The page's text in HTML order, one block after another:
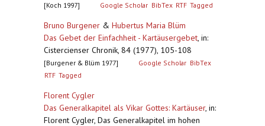
[Koch 1997] Google Scholar BibTex RTF Tagged
Bruno Burgener & Hubertus Maria Blüm
Das Gebet der Einfachheit - Kartäusergebet, in:
Cistercienser Chronik, 84 (1977), 105-108
[Burgener & Blüm 1977] Google Scholar BibTex
RTF Tagged
Florent Cygler
Das Generalkapitel als Vikar Gottes: Kartäuser, in:
Florent Cygler, Das Generalkapitel im hohen